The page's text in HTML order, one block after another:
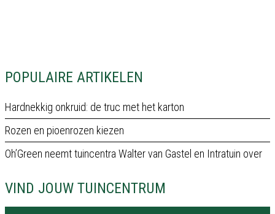
POPULAIRE ARTIKELEN
Hardnekkig onkruid: de truc met het karton
Rozen en pioenrozen kiezen
Oh’Green neemt tuincentra Walter van Gastel en Intratuin over
VIND JOUW TUINCENTRUM